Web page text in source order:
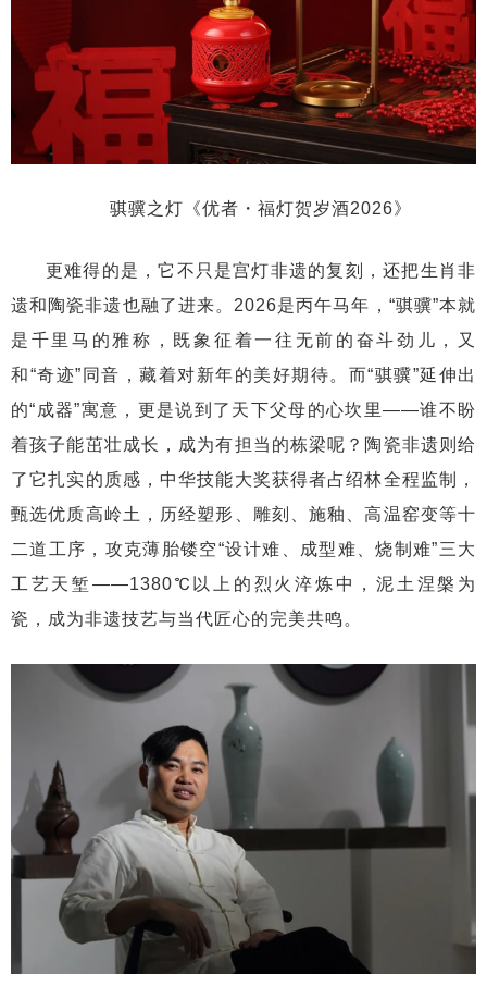
骐骥之灯《优者・福灯贺岁酒2026》
更难得的是，它不只是宫灯非遗的复刻，还把生肖非
遗和陶瓷非遗也融了进来。2026是丙午马年，“骐骥”本就
是千里马的雅称，既象征着一往无前的奋斗劲儿，又
和“奇迹”同音，藏着对新年的美好期待。而“骐骥”延伸出
的“成器”寓意，更是说到了天下父母的心坎里——谁不盼
着孩子能茁壮成长，成为有担当的栋梁呢？陶瓷非遗则给
了它扎实的质感，中华技能大奖获得者占绍林全程监制，
甄选优质高岭土，历经塑形、雕刻、施釉、高温窑变等十
二道工序，攻克薄胎镂空“设计难、成型难、烧制难”三大
工艺天堑——1380℃以上的烈火淬炼中，泥土涅槃为
瓷，成为非遗技艺与当代匠心的完美共鸣。